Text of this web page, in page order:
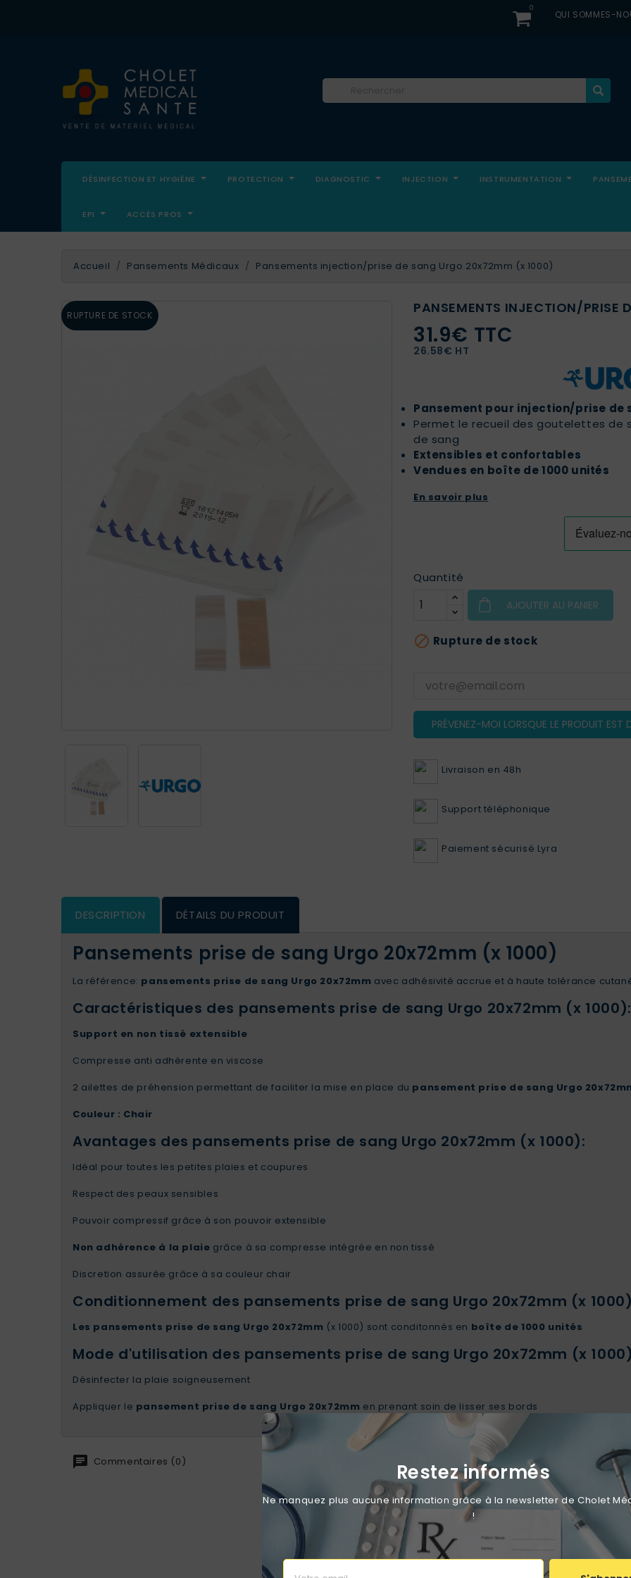
0
QUI SOMMES-
Restez informés
Ne manquez plus aucune information grâce à la newsletter de Cholet
!
DÉSINFECTION ET HYGIÈNE PROTECTION DIAGNOSTIC INJECTION INSTRUMENTATION
EPI ACCÈS PROS
Accueil Pansements Médicaux Pansements injection/prise de sang Urgo 20x72mm (x 1000)
RUPTURE DE STOCK PANSEMENTS INJECTION/
31.9€ TTC
26.58€ HT
Pansement pour injection/prise de
Permet le recueil des goutelettes de
de sang
Extensibles et confortables
Vendues en boîte de 1000 unités
En savoir plus
Quantité
AJOUTER AU PANIER
 Rupture de stock
PRÉVENEZ-MOI LORSQUE LE PRODUIT EST
Livraison en 48h
Support téléphonique
Paiement sécurisé Lyra
DESCRIPTION DÉTAILS DU PRODUIT
Pansements prise de sang Urgo 20x72mm (x 1000)
La référence: pansements prise de sang Urgo 20x72mm avec adhésivité accrue et à haute tolérance
Caractéristiques des pansements prise de sang Urgo 20x72mm (x 1000):
Support en non tissé extensible
Compresse anti adhérente en viscose
2 ailettes de préhension permettant de faciliter la mise en place du pansement prise de sang Urgo
Couleur : Chair
Avantages des pansements prise de sang Urgo 20x72mm (x 1000):
Idéal pour toutes les petites plaies et coupures
Respect des peaux sensibles
Pouvoir compressif grâce à son pouvoir extensible
Non adhérence à la plaie grâce à sa compresse intégrée en non tissé
Discretion assurée grâce à sa couleur chair
Conditionnement des pansements prise de sang Urgo 20x72mm (x
Les pansements prise de sang Urgo 20x72mm (x 1000) sont conditonnés en boîte de 1000 unités
Mode d'utilisation des pansements prise de sang Urgo 20x72mm (x
Désinfecter la plaie soigneusement
Appliquer le pansement prise de sang Urgo 20x72mm en prenant soin de lisser ses bords
Commentaires (0)
Aucun avis n'a été publié pour le moment.